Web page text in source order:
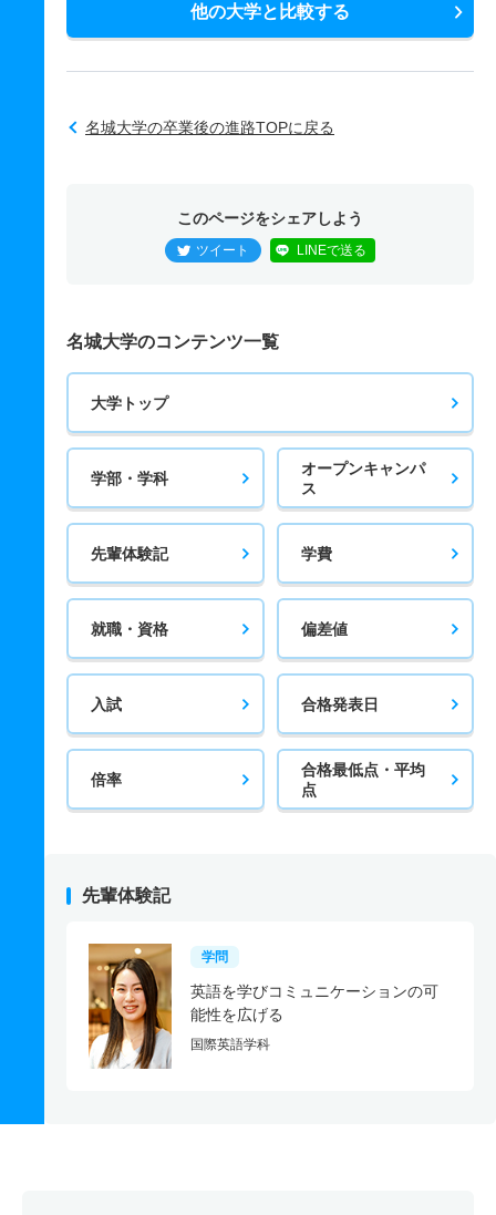
他の大学と比較する
名城大学の卒業後の進路TOPに戻る
このページをシェアしよう
ツイート LINEで送る
名城大学のコンテンツ一覧
大学トップ
学部・学科
オープンキャンパ
ス
先輩体験記 学費
就職・資格 偏差値
入試 合格発表日
倍率
合格最低点・平均
点
先輩体験記
学問
英語を学びコミュニケーションの可
能性を広げる
国際英語学科